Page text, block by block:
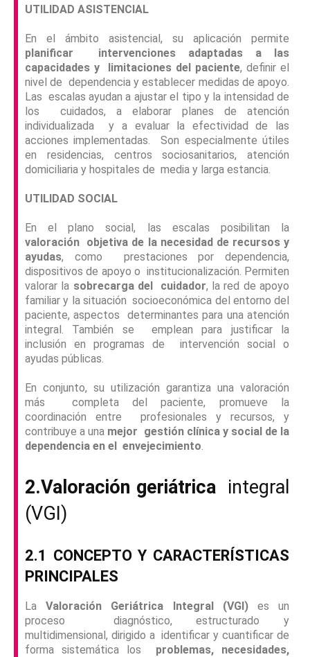
UTILIDAD ASISTENCIAL
En el ámbito asistencial, su aplicación permite
planificar intervenciones adaptadas a las
capacidades y limitaciones del paciente, definir el
nivel de dependencia y establecer medidas de apoyo.
Las escalas ayudan a ajustar el tipo y la intensidad de
los cuidados, a elaborar planes de atención
individualizada y a evaluar la efectividad de las
acciones implementadas. Son especialmente útiles
en residencias, centrossociosanitarios, atención
domiciliaria y hospitales de media y larga estancia.
UTILIDAD SOCIAL
En el plano social, las escalas posibilitan la
valoración objetiva de la necesidad de recursos y
ayudas, como prestaciones por dependencia,
dispositivos de apoyo o institucionalización. Permiten
valorar la sobrecarga del cuidador, la red de apoyo
familiar y la situación socioeconómica del entorno del
paciente, aspectos determinantes para una atención
integral. También se emplean para justificar la
inclusión en programas de intervención social o
ayudas públicas.
En conjunto, su utilización garantiza una valoración
más completa del paciente, promueve la
coordinación entre profesionales y recursos, y
contribuye a una mejor gestión clínica y social de la
dependencia en el envejecimiento.
2.Valoración geriátrica integral
(VGI)
2.1 CONCEPTO Y CARACTERÍSTICAS
PRINCIPALES
LaValoración Geriátrica Integral (VGI) es un
proceso diagnóstico, estructurado y
multidimensional, dirigido a identificar y cuantificar de
forma sistemática los problemas, necesidades,